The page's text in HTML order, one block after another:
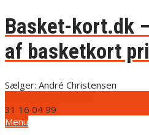
Basket-kort.dk
af basketkort
Sælger: André Christensen
31 16 04 99
Menu